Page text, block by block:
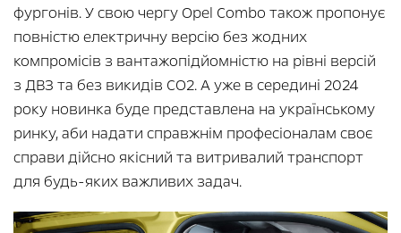
фургонів. У свою чергу Opel Combo також пропонує
повністю електричну версію без жодних
компромісів з вантажопідйомністю на рівні версій
з ДВЗ та без викидів СО2. А уже в середині 2024
року новинка буде представлена на українському
ринку, аби надати справжнім професіоналам своє
справи дійсно якісний та витривалий транспорт
для будь-яких важливих задач.